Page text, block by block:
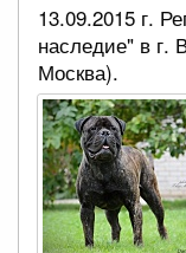
13.09.2015 г.
наследие" в г.
Москва).